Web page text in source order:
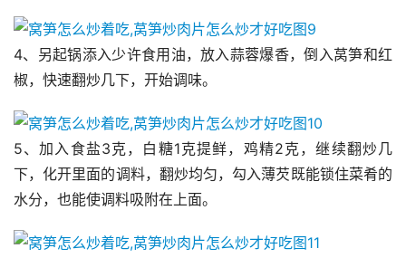
4、另起锅添入少许食用油，放入蒜蓉爆香，倒入莴笋和红
椒，快速翻炒几下，开始调味。
5、加入食盐3克，白糖1克提鲜，鸡精2克，继续翻炒几
下，化开里面的调料，翻炒均匀，勾入薄芡既能锁住菜肴的
水分，也能使调料吸附在上面。